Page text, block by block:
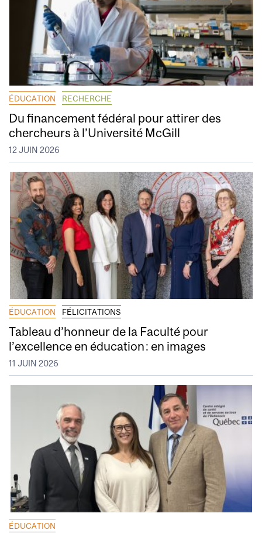
ÉDUCATION RECHERCHE
Du financement fédéral pour attirer des
chercheurs à l’Université McGill
12 JUIN 2026
ÉDUCATION FÉLICITATIONS
Tableau d’honneur de la Faculté pour
l’excellence en éducation : en images
11 JUIN 2026
ÉDUCATION